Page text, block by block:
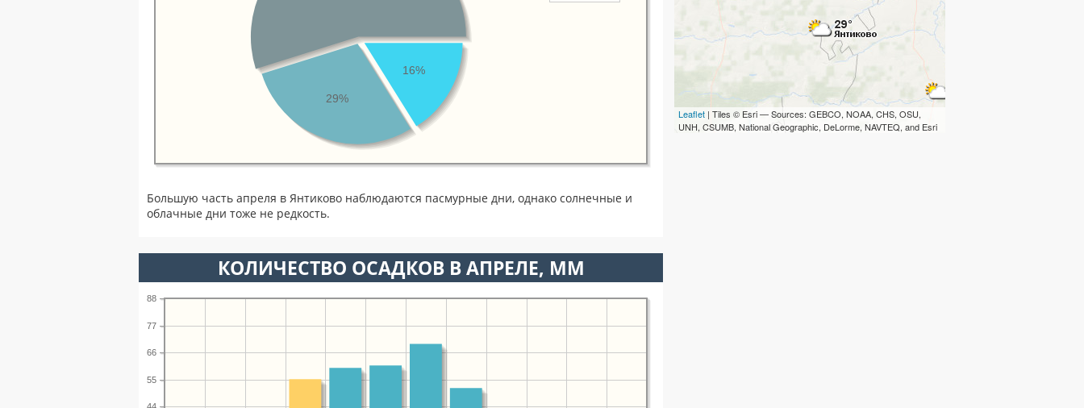
16%
29%
Большую часть апреля в Янтиково наблюдаются пасмурные дни, однако солнечные и
облачные дни тоже не редкость.
КОЛИЧЕСТВО ОСАДКОВ В АПРЕЛЕ, ММ
55
66
77
88
Leaflet | Tiles © Esri — Sources: GEBCO, NOAA, CHS, OSU,
UNH, CSUMB, National Geographic, DeLorme, NAVTEQ, and Esri